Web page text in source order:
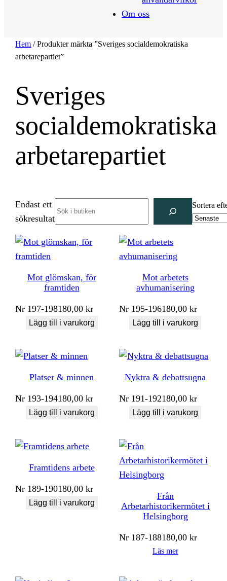
Om oss
Hem / Produkter märkta ”Sveriges socialdemokratiska
arbetarepartiet”
Sveriges
socialdemokratiska
arbetarepartiet
Endast ett
sökresultat
Sortera
Mot glömskan, för
framtiden
Nr 197-198180,00kr
Lägg till i varukorg
Mot arbetets
avhumanisering
Nr 195-196180,00kr
Lägg till i varukorg
Platser & minnen
Nr 193-194180,00kr
Lägg till i varukorg
Nyktra & debattsugna
Nr 191-192180,00kr
Lägg till i varukorg
Framtidens arbete
Nr 189-190180,00kr
Lägg till i varukorg
Från
Arbetarhistorikermötet i
Helsingborg
Nr 187-188180,00kr
Läs mer